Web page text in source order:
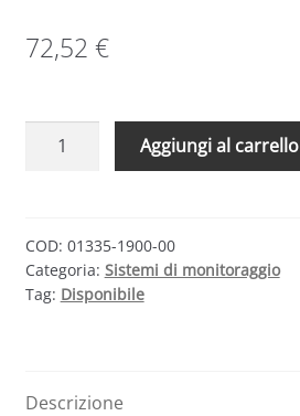
72,52 €
ECODHOME
DI
MOVIMENTO
A
Aggiungi al carrello
COD: 01335-1900-00
Categoria: Sistemi di monitoraggio
Tag: Disponibile
Descrizione